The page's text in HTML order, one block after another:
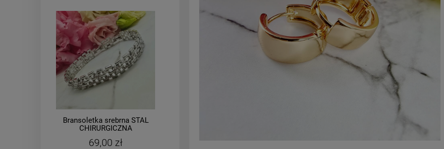
Bransoletka srebrna STAL
CHIRURGICZNA
cyrkonie
69,00 zł
Bransoletka srebrna STAL